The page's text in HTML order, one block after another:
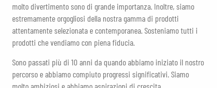
molto divertimento sono di grande importanza. Inoltre, siamo
estremamente orgogliosi della nostra gamma di prodotti
attentamente selezionata e contemporanea. Sosteniamo tutti i
prodotti che vendiamo con piena fiducia.
Sono passati più di 10 anni da quando abbiamo iniziato il nostro
percorso e abbiamo compiuto progressi significativi. Siamo